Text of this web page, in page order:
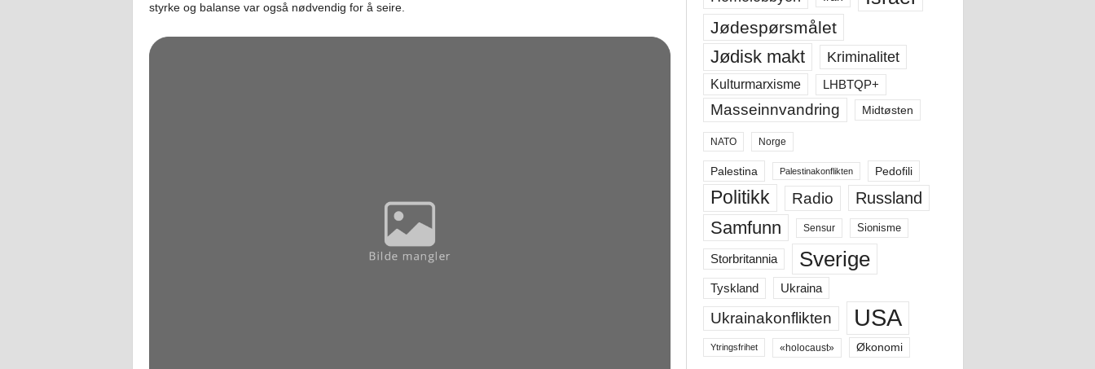
styrke og balanse var også nødvendig for å seire.
Jødespørsmålet
Jødisk makt Kriminalitet
Kulturmarxisme LHBTQP+
Masseinnvandring Midtøsten
NATO Norge
Palestina Palestinakonflikten Pedofili
Politikk Radio Russland
Samfunn Sensur Sionisme
Storbritannia Sverige
Tyskland Ukraina
Ukrainakonflikten USA
Ytringsfrihet «holocaust» Økonomi